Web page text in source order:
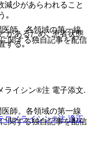
師。各領域の第一線
関する独自記事を配信
師。各領域の第一線
関する独自記事を配信
減少があらわれること
｡
があるため､ 患者状態
する｡
ライシン®注 電子添文.
ロメライシン®注 適正